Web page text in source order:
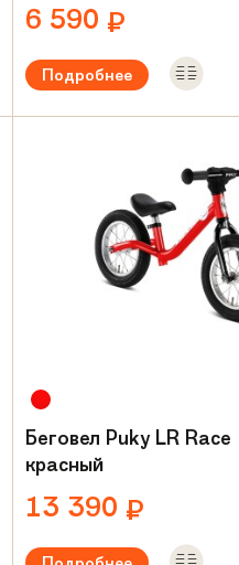
6 590 ₽
Подробнее
Рекомендуемый возраст:от
Беговел Puky LR
красный
13 390 ₽